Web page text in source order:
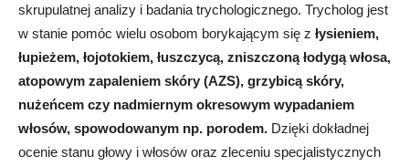
skrupulatnej analizy i badania trychologicznego. Trycholog jest
w stanie pomóc wielu osobom borykającym się z łysieniem,
łupieżem, łojotokiem, łuszczycą, zniszczoną łodygą włosa,
atopowym zapaleniem skóry (AZS), grzybicą skóry,
nużeńcem czy nadmiernym okresowym wypadaniem
włosów, spowodowanym np. porodem. Dzięki dokładnej
ocenie stanu głowy i włosów oraz zleceniu specjalistycznych